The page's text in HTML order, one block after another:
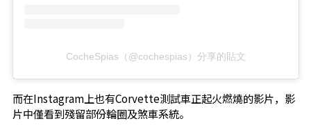
CocheSpias（@cochespias）分享的貼文
而在Instagram上也有Corvette測試車正起火燃燒的影片，影
片中僅看到殘留部份輪圈及煞車系統。